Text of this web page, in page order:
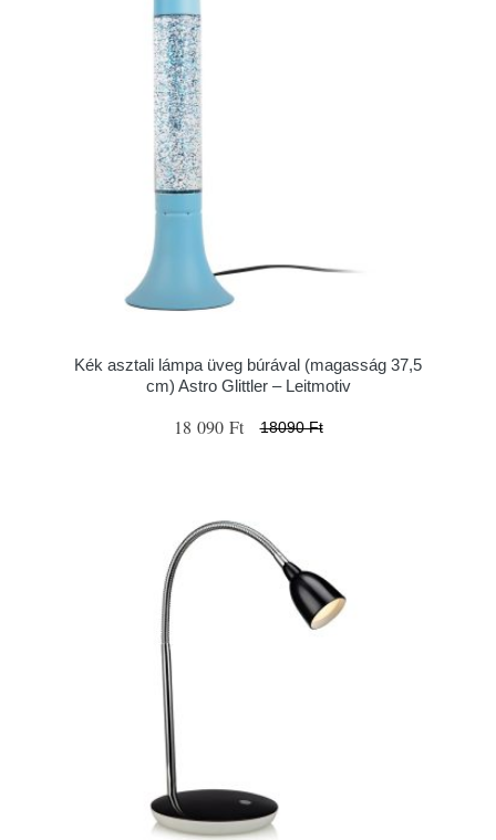
Kék asztali lámpa üveg búrával (magasság 37,5
cm) Astro Glittler – Leitmotiv
18 090 Ft 18090 Ft